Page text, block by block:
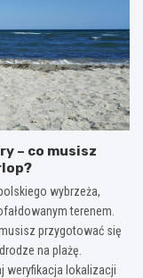
– co musisz
wybrzeża,
terenem.
przygotować się
na plażę.
weryfikacja lokalizacji